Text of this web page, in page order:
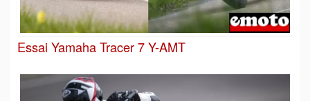
Essai Yamaha Tracer 7 Y-AMT